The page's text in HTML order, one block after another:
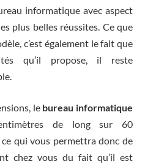
informatique avec aspect
plus belles réussites. Ce que
c’est également le fait que
qu’il propose, il reste
le bureau informatique
de long sur 60
qui vous permettra donc de
chez vous du fait qu’il est